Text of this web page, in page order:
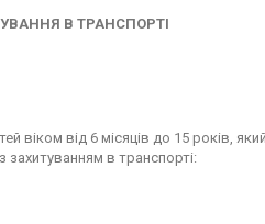
В ТРАНСПОРТІ
віком від 6 місяців до 15 років,
в транспорті: